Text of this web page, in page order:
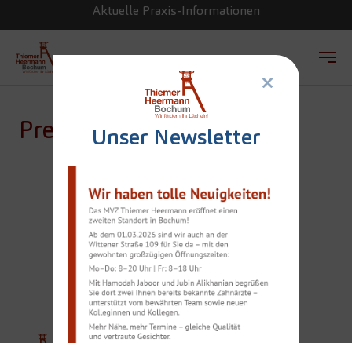
Zum Hauptinhalt springen
Aktuelle Praxis-Informationen
Unser Newsletter
×
Presse
RENTE UND
PROTHESE – DIE
ZEITEN SIND VORBEI